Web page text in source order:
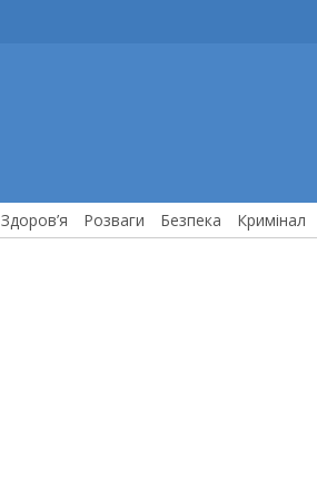
Здоров’я Розваги Безпека Кримінал